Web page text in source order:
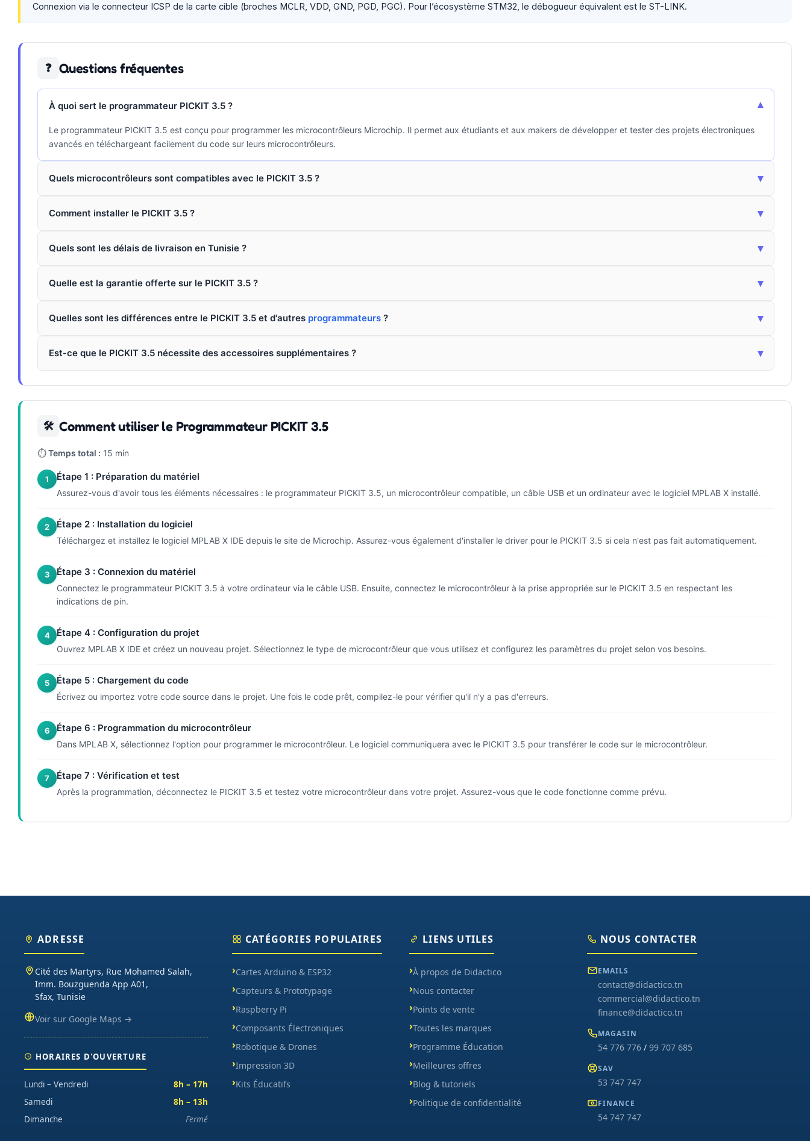
Connexion via le connecteur ICSP de la carte cible (broches MCLR, VDD, GND, PGD, PGC). Pour l’écosystème STM32, le débogueur équivalent est le ST-LINK.
❓ Questions fréquentes
À quoi sert le programmateur PICKIT 3.5 ? ▾
Le programmateur PICKIT 3.5 est conçu pour programmer les microcontrôleurs Microchip. Il permet aux étudiants et aux makers de développer et tester des projets électroniques
avancés en téléchargeant facilement du code sur leurs microcontrôleurs.
Quels microcontrôleurs sont compatibles avec le PICKIT 3.5 ? ▾
Comment installer le PICKIT 3.5 ? ▾
Quels sont les délais de livraison en Tunisie ? ▾
Quelle est la garantie offerte sur le PICKIT 3.5 ? ▾
Quelles sont les différences entre le PICKIT 3.5 et d'autres programmateurs ? ▾
Est-ce que le PICKIT 3.5 nécessite des accessoires supplémentaires ? ▾
🛠 Comment utiliser le Programmateur PICKIT 3.5
⏱Temps total : 15 min
1 Étape 1 : Préparation du matériel
Assurez-vous d'avoir tous les éléments nécessaires : le programmateur PICKIT 3.5, un microcontrôleur compatible, un câble USB et un ordinateur avec le logiciel MPLAB X installé.
2 Étape 2 : Installation du logiciel
Téléchargez et installez le logiciel MPLAB X IDE depuis le site de Microchip. Assurez-vous également d'installer le driver pour le PICKIT 3.5 si cela n'est pas fait automatiquement.
3 Étape 3 : Connexion du matériel
Connectez le programmateur PICKIT 3.5 à votre ordinateur via le câble USB. Ensuite, connectez le microcontrôleur à la prise appropriée sur le PICKIT 3.5 en respectant les
indications de pin.
4 Étape 4 : Configuration du projet
Ouvrez MPLAB X IDE et créez un nouveau projet. Sélectionnez le type de microcontrôleur que vous utilisez et configurez les paramètres du projet selon vos besoins.
5 Étape 5 : Chargement du code
Écrivez ou importez votre code source dans le projet. Une fois le code prêt, compilez-le pour vérifier qu'il n'y a pas d'erreurs.
6 Étape 6 : Programmation du microcontrôleur
Dans MPLAB X, sélectionnez l'option pour programmer le microcontrôleur. Le logiciel communiquera avec le PICKIT 3.5 pour transférer le code sur le microcontrôleur.
7 Étape 7 : Vérification et test
Après la programmation, déconnectez le PICKIT 3.5 et testez votre microcontrôleur dans votre projet. Assurez-vous que le code fonctionne comme prévu.
ADRESSE
Cité des Martyrs, Rue Mohamed Salah,
Imm. Bouzguenda App A01,
Sfax, Tunisie
Voir sur Google Maps →
HORAIRES D'OUVERTURE
Lundi – Vendredi
8h – 17h
Samedi
8h – 13h
Dimanche
Fermé
CATÉGORIES POPULAIRES
Cartes Arduino & ESP32
Capteurs & Prototypage
Raspberry Pi
Composants Électroniques
Robotique & Drones
Impression 3D
Kits Éducatifs
LIENS UTILES
À propos de Didactico
Nous contacter
Points de vente
Toutes les marques
Programme Éducation
Meilleures offres
Blog & tutoriels
Politique de confidentialité
NOUS CONTACTER
EMAILS
contact@didactico.tn
commercial@didactico.tn
finance@didactico.tn
MAGASIN
54 776 776/ 99 707 685
SAV
53 747 747
FINANCE
54 747 747